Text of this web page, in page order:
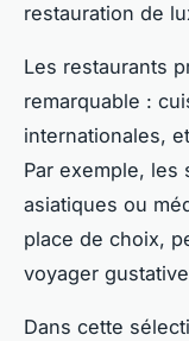
restauration de
Les restaurants
remarquable :
internationales,
Par exemple, les
asiatiques ou
place de choix,
voyager
Dans cette